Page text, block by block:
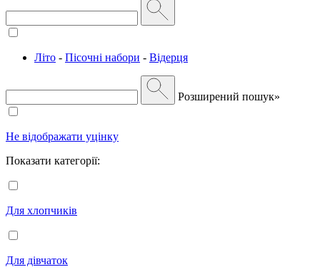
Літо - Пісочні набори - Відерця
Розширений пошук»
Не відображати уцінку
Показати категорії:
Для хлопчиків
Для дівчаток